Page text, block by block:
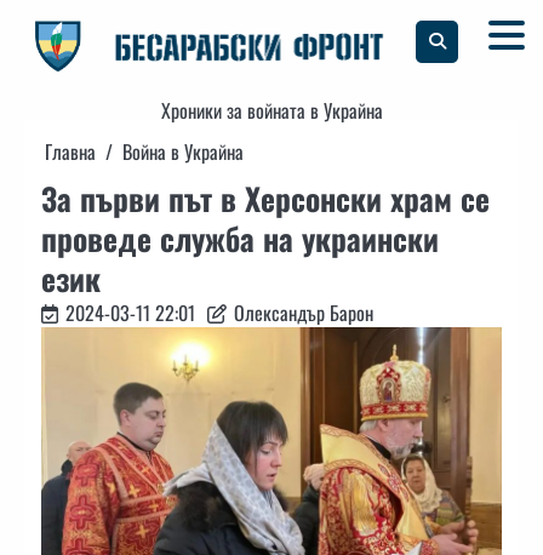
content
Хроники за войната в Украйна
Главна
Война в Украйна
За първи път в Херсонски храм се
проведе служба на украински
език
2024-03-11 22:01 Олександър Барон